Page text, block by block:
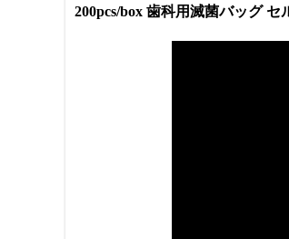
200pcs/box 歯科用滅菌バッグ